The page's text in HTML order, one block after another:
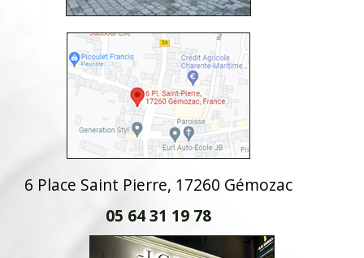
6 Place Saint Pierre, 17260 Gémozac
05 64 31 19 78